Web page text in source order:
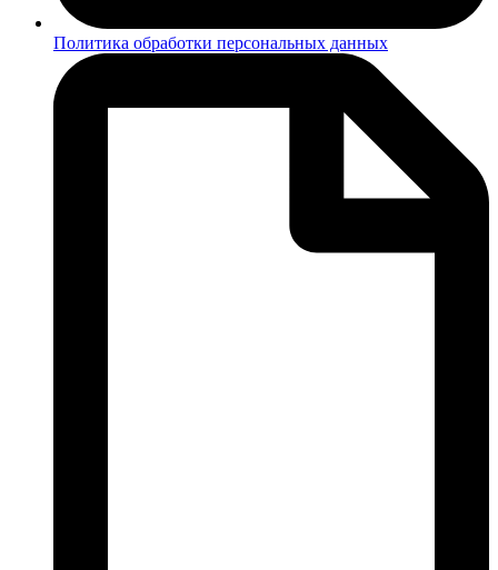
Политика обработки персональных данных